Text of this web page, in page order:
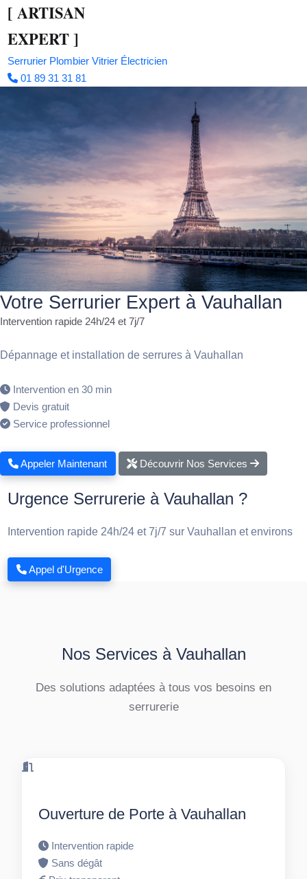
[ ARTISAN
EXPERT]
Serrurier Plombier Vitrier Électricien
01 89 31 31 81
Votre Serrurier Expert à Vauhallan
Intervention rapide 24h/24 et 7j/7
Dépannage et installation de serrures à Vauhallan
Intervention en 30 min
Devis gratuit
Service professionnel
Appeler Maintenant Découvrir Nos Services
Urgence Serrurerie à Vauhallan ?
Intervention rapide 24h/24 et 7j/7 sur Vauhallan et environs
Appel d'Urgence
Nos Services à Vauhallan
Des solutions adaptées à tous vos besoins en
serrurerie
Ouverture de Porte à Vauhallan
Intervention rapide
Sans dégât